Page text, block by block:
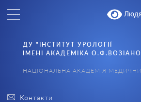
Контакти
ДУ "ІНСТИТУТ УРОЛОГІЇ
ІМЕНІ АКАДЕМІКА
НАЦІОНАЛЬНА АКАДЕМІЯ